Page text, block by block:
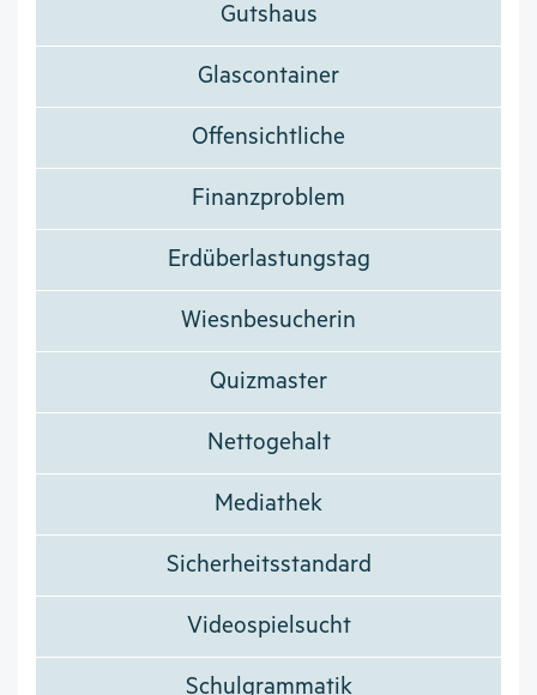
Gutshaus
Glascontainer
Offensichtliche
Finanzproblem
Erdüberlastungstag
Wiesnbesucherin
Quizmaster
Nettogehalt
Mediathek
Sicherheitsstandard
Videospielsucht
Schulgrammatik